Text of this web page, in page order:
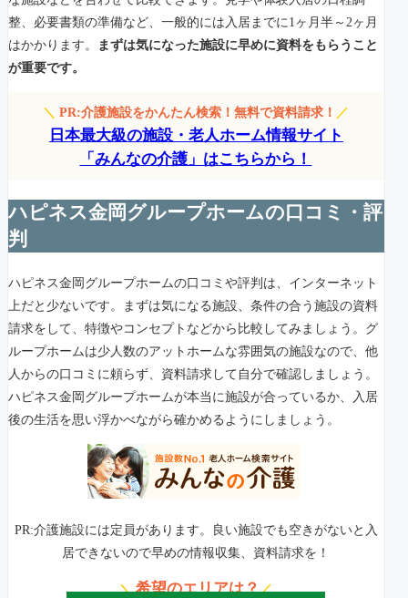
整、必要書類の準備など、一般的には入居までに1ヶ月半～2ヶ月
はかかります。
まずは気になった施設に早めに資料をもらうこと
が重要です。
＼PR:介護施設をかんたん検索！無料で資料請求！ ／
日本最大級の施設・老人ホーム情報サイト
「みんなの介護」はこちらから！
ハピネス金岡グループホームの口コミ・評
判
ハピネス金岡グループホームの口コミや評判は、インターネット
上だと少ないです。まずは気になる施設、条件の合う施設の資料
請求をして、特徴やコンセプトなどから比較してみましょう。グ
ループホームは少人数のアットホームな雰囲気の施設なので、他
人からの口コミに頼らず、資料請求して自分で確認しましょう。
ハピネス金岡グループホームが本当に施設が合っているか、入居
後の生活を思い浮かべながら確かめるようにしましょう。
PR:介護施設には定員があります。良い施設でも空きがないと入
居できないので早めの情報収集、資料請求を！
＼希望のエリアは？／